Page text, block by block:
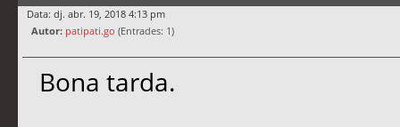
Data: dj. abr. 19, 2018 4:13 pm
Autor: patipati.go (Entrades: 1)
Bona tarda.